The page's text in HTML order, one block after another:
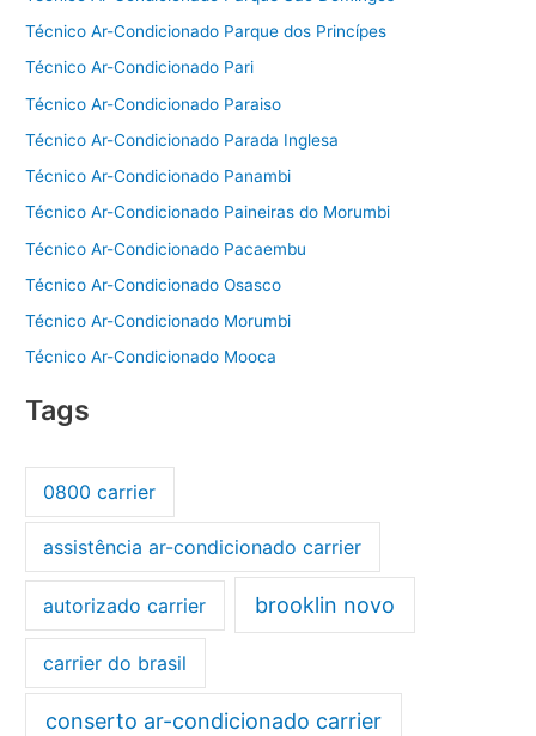
Técnico Ar-Condicionado Parque dos Princípes
Técnico Ar-Condicionado Pari
Técnico Ar-Condicionado Paraiso
Técnico Ar-Condicionado Parada Inglesa
Técnico Ar-Condicionado Panambi
Técnico Ar-Condicionado Paineiras do Morumbi
Técnico Ar-Condicionado Pacaembu
Técnico Ar-Condicionado Osasco
Técnico Ar-Condicionado Morumbi
Técnico Ar-Condicionado Mooca
Tags
0800 carrier
assistência ar-condicionado carrier
autorizado carrier brooklin novo
carrier do brasil
conserto ar-condicionado carrier